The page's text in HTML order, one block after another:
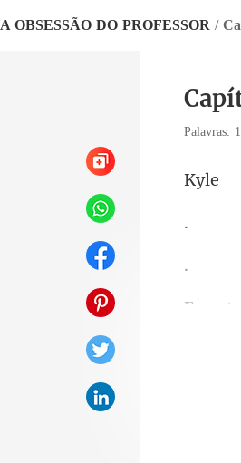
A OBSESSÃO DO PROFESSOR /
Palavras:
y